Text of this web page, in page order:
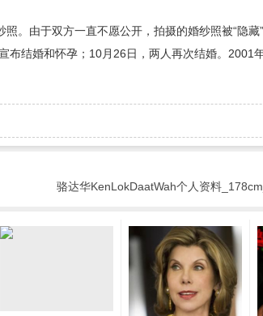
。由于双方一直不愿公开，拍摄的婚纱照被“隐藏
布结婚和怀孕；10月26日，两人再次结婚。2001
骆达华KenLokDaatWah个人资料